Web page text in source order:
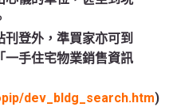
登外，準買家亦可到
一手住宅物業銷售資訊
dev_bldg_search.htm)